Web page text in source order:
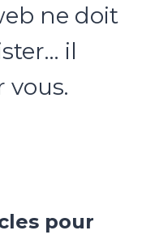
ne doit
il
vous.
pour